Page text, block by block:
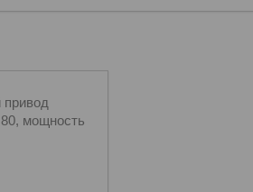
мощность